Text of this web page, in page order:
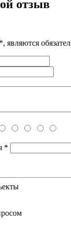
отзыв
*, являются
*